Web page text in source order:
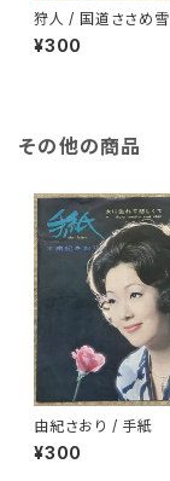
狩人 / 国道ささめ雪
¥300
その他の商品
由紀さおり / 手紙
¥300